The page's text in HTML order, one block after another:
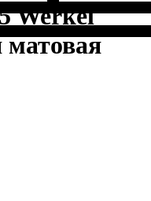
Werkel
матовая